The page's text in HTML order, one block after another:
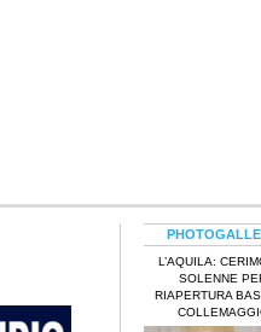
L’AQUILA:
SOLENNE
RIAPERTURA